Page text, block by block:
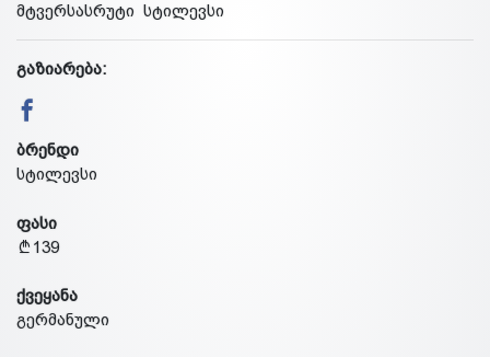
მტვერსასრუტი სტილევსი
გაზიარება:
ბრენდი
სტილევსი
ფასი
139
ქვეყანა
გერმანული